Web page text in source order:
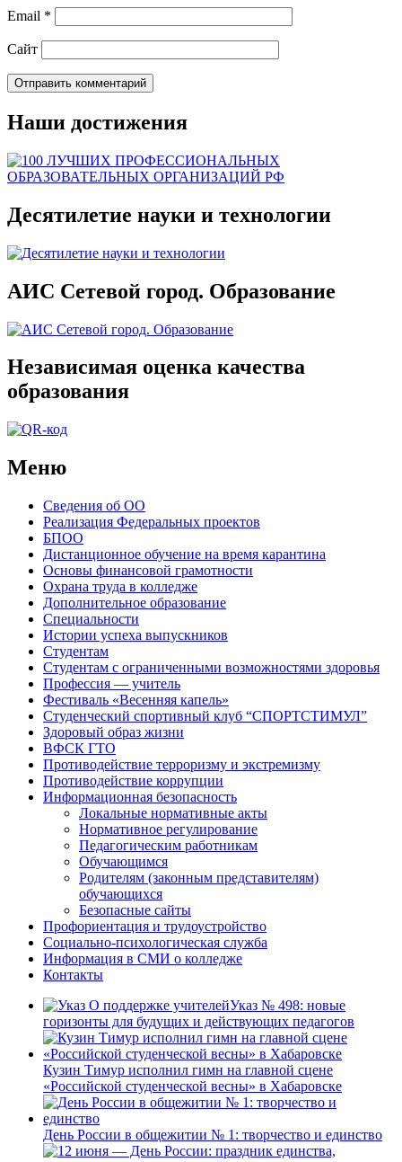
Email *
Сайт
Наши достижения
Десятилетие науки и технологии
АИС Сетевой город. Образование
Независимая оценка качества
образования
Меню
Сведения об ОО
Реализация Федеральных проектов
БПОО
Дистанционное обучение на время карантина
Основы финансовой грамотности
Охрана труда в колледже
Дополнительное образование
Специальности
Истории успеха выпускников
Студентам
Студентам с ограниченными возможностями здоровья
Профессия — учитель
Фестиваль «Весенняя капель»
Студенческий спортивный клуб “СПОРТСТИМУЛ”
Здоровый образ жизни
ВФСК ГТО
Противодействие терроризму и экстремизму
Противодействие коррупции
Информационная безопасность
Локальные нормативные акты
Нормативное регулирование
Педагогическим работникам
Обучающимся
Родителям (законным представителям)
обучающихся
Безопасные сайты
Профориентация и трудоустройство
Социально-психологическая служба
Информация в СМИ о колледже
Контакты
Указ № 498: новые
горизонты для будущих и действующих педагогов
Кузин Тимур исполнил гимн на главной сцене
«Российской студенческой весны» в Хабаровске
День России в общежитии № 1: творчество и единство